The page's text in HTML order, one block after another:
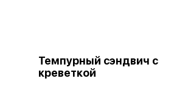
Темпурный сэндвич с
креветкой